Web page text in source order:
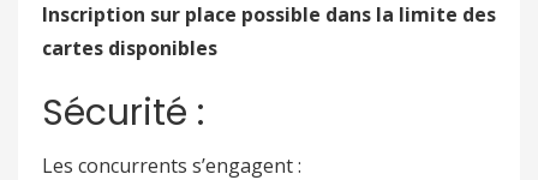
Inscription sur place possible dans la limite des
cartes disponibles
Sécurité :
Les concurrents s’engagent :